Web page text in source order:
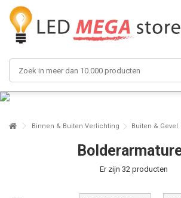
Binnen & Buiten Verlichting Buiten & Gevel
Er zijn 32 producten